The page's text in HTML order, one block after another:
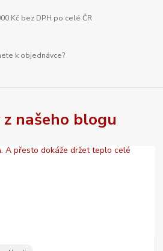
Kč bez DPH po celé ČR
k objednávce?
našeho blogu